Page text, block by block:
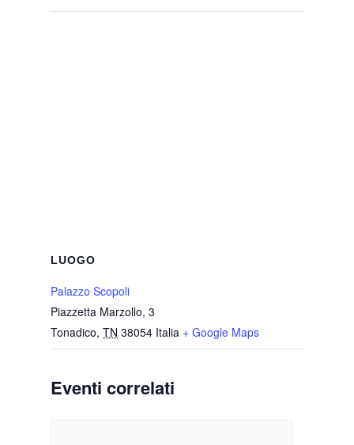
LUOGO
Palazzo Scopoli
Piazzetta Marzollo, 3
Tonadico, TN 38054 Italia + Google Maps
Eventi correlati